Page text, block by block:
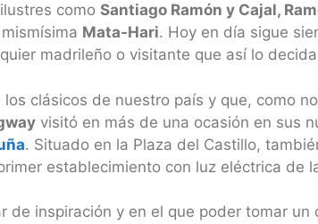
como Santiago Ramón y Cajal,
Mata-Hari. Hoy en día sigue
madrileño o visitante que así lo
los clásicos de nuestro país y que, como
visitó en más de una ocasión en sus
. Situado en la Plaza del Castillo,
establecimiento con luz eléctrica de
de inspiración y en el que poder tomar